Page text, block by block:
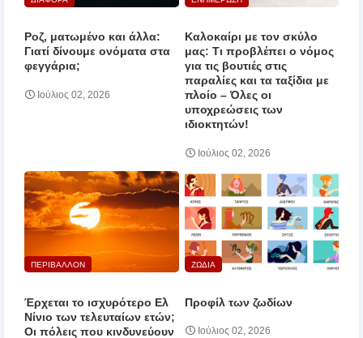
Ροζ, ματωμένο και άλλα:
Γιατί δίνουμε ονόματα στα
φεγγάρια;
Ιούλιος 02, 2026
Καλοκαίρι με τον σκύλο
μας: Τι προβλέπει ο νόμος
για τις βουτιές στις
παραλίες και τα ταξίδια με
πλοίο – Όλες οι
υποχρεώσεις των
ιδιοκτητών!
Ιούλιος 02, 2026
ΠΕΡΙΒΑΛΛΟΝ
Έρχεται το ισχυρότερο Ελ
Νίνιο των τελευταίων ετών;
Οι πόλεις που κινδυνεύουν
ΖΩΔΙΑ
Προφίλ των ζωδίων
Ιούλιος 02, 2026